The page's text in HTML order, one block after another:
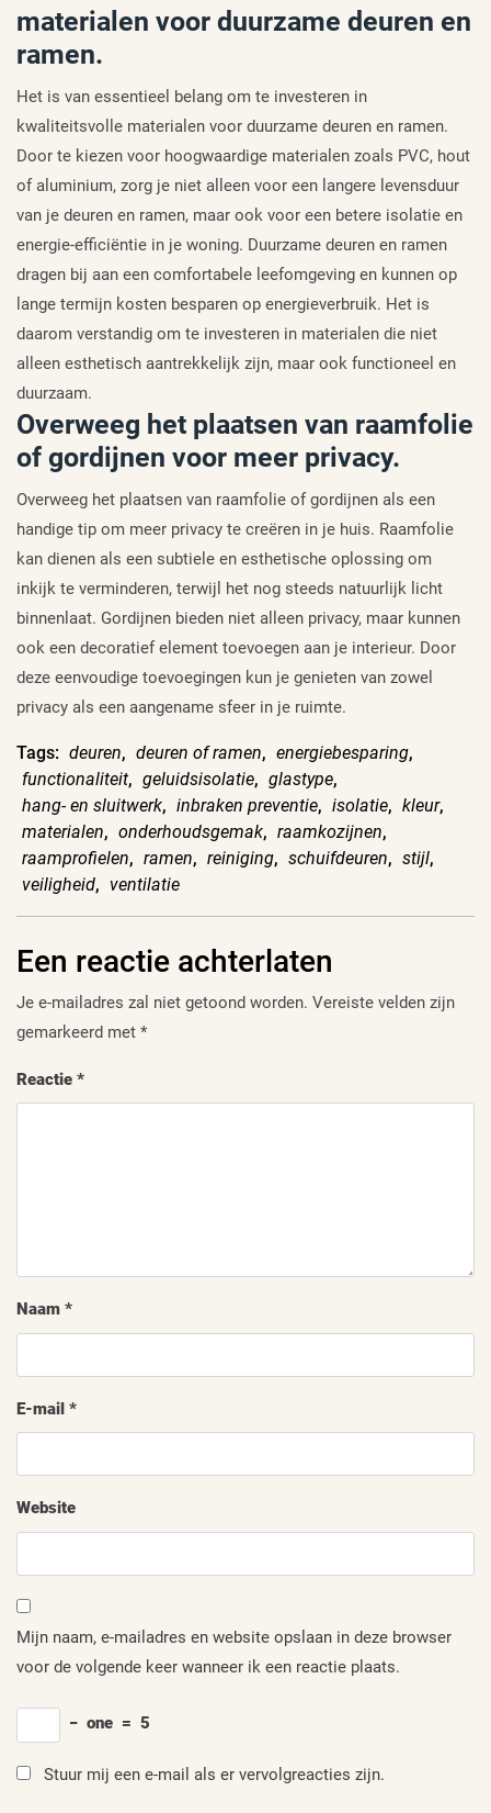
materialen voor duurzame deuren en
ramen.
Het is van essentieel belang om te investeren in
kwaliteitsvolle materialen voor duurzame deuren en ramen.
Door te kiezen voor hoogwaardige materialen zoals PVC, hout
of aluminium, zorg je niet alleen voor een langere levensduur
van je deuren en ramen, maar ook voor een betere isolatie en
energie-efficiëntie in je woning. Duurzame deuren en ramen
dragen bij aan een comfortabele leefomgeving en kunnen op
lange termijn kosten besparen op energieverbruik. Het is
daarom verstandig om te investeren in materialen die niet
alleen esthetisch aantrekkelijk zijn, maar ook functioneel en
duurzaam.
Overweeg het plaatsen van raamfolie
of gordijnen voor meer privacy.
Overweeg het plaatsen van raamfolie of gordijnen als een
handige tip om meer privacy te creëren in je huis. Raamfolie
kan dienen als een subtiele en esthetische oplossing om
inkijk te verminderen, terwijl het nog steeds natuurlijk licht
binnenlaat. Gordijnen bieden niet alleen privacy, maar kunnen
ook een decoratief element toevoegen aan je interieur. Door
deze eenvoudige toevoegingen kun je genieten van zowel
privacy als een aangename sfeer in je ruimte.
Tags: deuren, deuren of ramen, energiebesparing,
functionaliteit, geluidsisolatie, glastype,
hang- en sluitwerk, inbraken preventie, isolatie, kleur,
materialen, onderhoudsgemak, raamkozijnen,
raamprofielen, ramen, reiniging, schuifdeuren, stijl,
veiligheid, ventilatie
Een reactie achterlaten
Je e-mailadres zal niet getoond worden. Vereiste velden zijn
gemarkeerd met *
Reactie *
Naam *
E-mail *
Website
Mijn naam, e-mailadres en website opslaan in deze browser
voor de volgende keer wanneer ik een reactie plaats.
− one = 5
Stuur mij een e-mail als er vervolgreacties zijn.